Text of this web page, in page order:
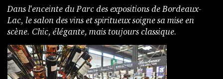
Dans l'enceinte du Parc des expositions de Bordeaux-
Lac, le salon des vins et spiritueux soigne sa mise en
scène. Chic, élégante, mais toujours classique.